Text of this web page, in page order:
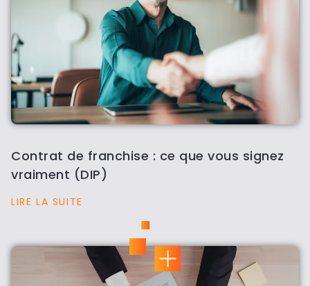
Contrat de franchise : ce que vous signez
vraiment (DIP)
LIRE LA SUITE